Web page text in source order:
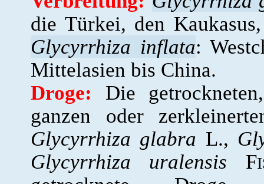
die Türkei, den
Glycyrrhiza inflata:
Mittelasien bis China.
Droge: Die
ganzen oder
Glycyrrhiza glabra L.,
Glycyrrhiza uralensis F